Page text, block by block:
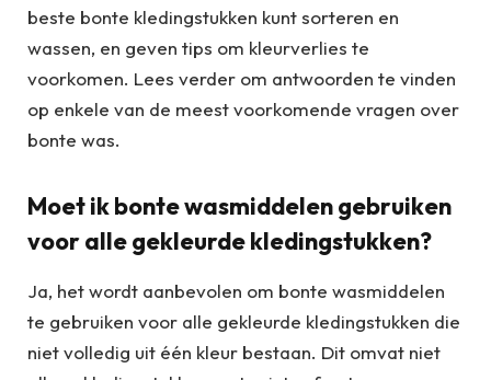
beste bonte kledingstukken kunt sorteren en
wassen, en geven tips om kleurverlies te
voorkomen. Lees verder om antwoorden te vinden
op enkele van de meest voorkomende vragen over
bonte was.
Moet ik bonte wasmiddelen gebruiken
voor alle gekleurde kledingstukken?
Ja, het wordt aanbevolen om bonte wasmiddelen
te gebruiken voor alle gekleurde kledingstukken die
niet volledig uit één kleur bestaan. Dit omvat niet